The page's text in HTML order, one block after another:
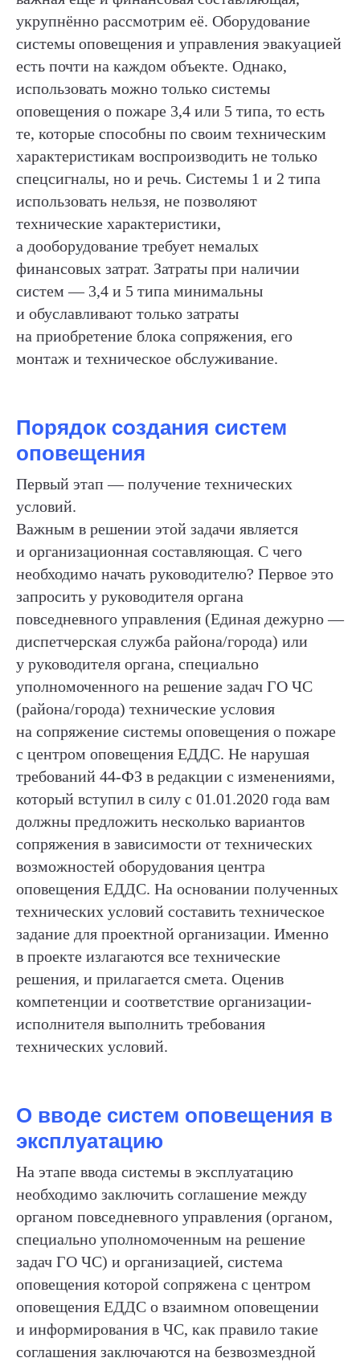
укрупнённо рассмотрим её. Оборудование
системы оповещения и управления эвакуацией
есть почти на каждом объекте. Однако,
использовать можно только системы
оповещения о пожаре 3,4 или 5 типа, то есть
те, которые способны по своим техническим
характеристикам воспроизводить не только
спецсигналы, но и речь. Системы 1 и 2 типа
использовать нельзя, не позволяют
технические характеристики,
а дооборудование требует немалых
финансовых затрат. Затраты при наличии
систем — 3,4 и 5 типа минимальны
и обуславливают только затраты
на приобретение блока сопряжения, его
монтаж и техническое обслуживание.
Порядок создания систем
оповещения
Первый этап — получение технических
условий.
Важным в решении этой задачи является
и организационная составляющая. С чего
необходимо начать руководителю? Первое это
запросить у руководителя органа
повседневного управления (Единая дежурно —
диспетчерская служба района/города) или
у руководителя органа, специально
уполномоченного на решение задач ГО ЧС
(района/города) технические условия
на сопряжение системы оповещения о пожаре
с центром оповещения ЕДДС. Не нарушая
требований 44-ФЗ в редакции с изменениями,
который вступил в силу с 01.01.2020 года вам
должны предложить несколько вариантов
сопряжения в зависимости от технических
возможностей оборудования центра
оповещения ЕДДС. На основании полученных
технических условий составить техническое
задание для проектной организации. Именно
в проекте излагаются все технические
решения, и прилагается смета. Оценив
компетенции и соответствие организации-
исполнителя выполнить требования
технических условий.
О вводе систем оповещения в
эксплуатацию
На этапе ввода системы в эксплуатацию
необходимо заключить соглашение между
органом повседневного управления (органом,
специально уполномоченным на решение
задач ГО ЧС) и организацией, система
оповещения которой сопряжена с центром
оповещения ЕДДС о взаимном оповещении
и информирования в ЧС, как правило такие
соглашения заключаются на безвозмездной